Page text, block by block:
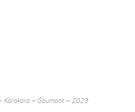
Korokoro – Gaumont – 2023